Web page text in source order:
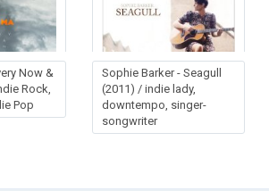
Now &
Rock,
Pop
Sophie Barker - Seagull
(2011) / indie lady,
downtempo, singer-
songwriter